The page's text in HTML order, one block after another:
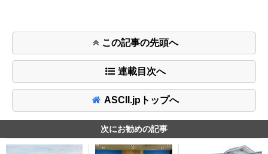
この記事の先頭へ
連載目次へ
ASCII.jpトップへ
次にお勧めの記事